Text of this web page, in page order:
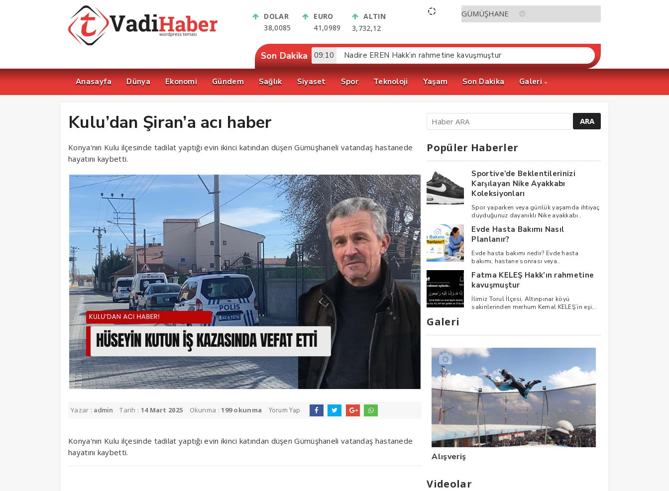
DOLAR
38,0085
EURO
41,0989
ALTIN
3,732,12
Son Dakika 09:10 Nadire EREN Hakk’ın rahmetine kavuşmuştur
Anasayfa Dünya Ekonomi Gündem Sağlık Siyaset Spor Teknoloji Yaşam Son Dakika Galeri
Kulu’dan Şiran’a acı haber
Konya'nın Kulu ilçesinde tadilat yaptığı evin ikinci katından düşen Gümüşhaneli vatandaş hastanede
hayatını kaybetti.
Yazar : admin Tarih : 14 Mart 2025 Okunma :199 okunma Yorum Yap
Konya'nın Kulu ilçesinde tadilat yaptığı evin ikinci katından düşen Gümüşhaneli vatandaş hastanede
hayatını kaybetti.
Popüler Haberler
Sportive’de Beklentilerinizi
Karşılayan Nike Ayakkabı
Koleksiyonları
Spor yaparken veya günlük yaşamda ihtiyaç
duyduğunuz dayanıklı Nike ayakkabı..
Evde Hasta Bakımı Nasıl
Planlanır?
Evde hasta bakımı nedir? Evde hasta
bakımı, hastane sonrası veya..
Fatma KELEŞ Hakk’ın rahmetine
kavuşmuştur
İlimiz Torul İlçesi, Altınpınar köyü
sakinlerinden merhum Kemal KELEŞ’in eşi,..
Galeri
Alışveriş
Videolar